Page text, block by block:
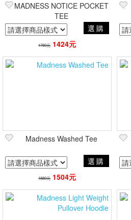
MADNESS NOTICE POCKET
TEE
選購
1780元 1424元
Madness Washed Tee
選購
1880元 1504元